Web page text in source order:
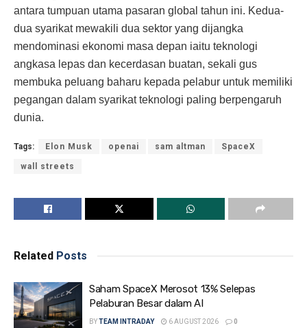
antara tumpuan utama pasaran global tahun ini. Kedua-
dua syarikat mewakili dua sektor yang dijangka
mendominasi ekonomi masa depan iaitu teknologi
angkasa lepas dan kecerdasan buatan, sekali gus
membuka peluang baharu kepada pelabur untuk memiliki
pegangan dalam syarikat teknologi paling berpengaruh
dunia.
Tags: Elon Musk openai sam altman SpaceX
wall streets
Related Posts
Saham SpaceX Merosot 13% Selepas
Pelaburan Besar dalam AI
BYTEAM INTRADAY 6 AUGUST 2026 0